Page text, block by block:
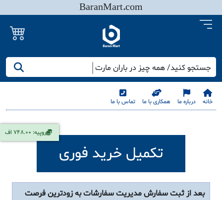
BaranMart.com
جستجو کنید/ همه چیز در باران مارت
خانه درباره ما همکاری با ما تماس با ما
روپیه: 748.00 اف
تکمیل خرید فوری
بعد از ثبت سفارش مدیریت سفارشات به زودترین فرصت